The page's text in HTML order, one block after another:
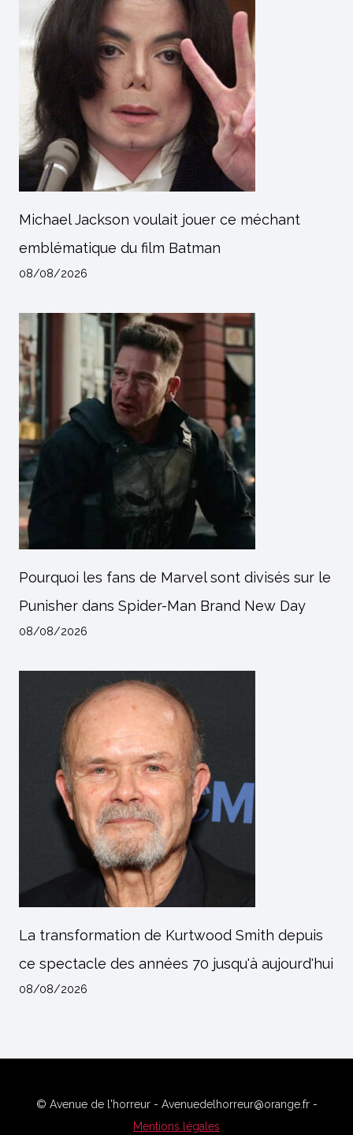
Michael Jackson voulait jouer ce méchant
emblématique du film Batman
08/08/2026
Pourquoi les fans de Marvel sont divisés sur le
Punisher dans Spider-Man Brand New Day
08/08/2026
La transformation de Kurtwood Smith depuis
ce spectacle des années 70 jusqu'à aujourd'hui
08/08/2026
© Avenue de l'horreur - Avenuedelhorreur@orange.fr -
Mentions légales